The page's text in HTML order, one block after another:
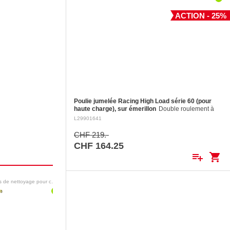
ACTION - 25%
Poulie jumelée Racing High Load série 60 (pour
haute charge), sur émerillon Double roulement à
billes en torlon, joues en aluminium fraisé, réa en
mm Pour cordages jusqu'à:…
L29901641
CHF 219.-
CHF 164.25
playlist_add shopping_cart